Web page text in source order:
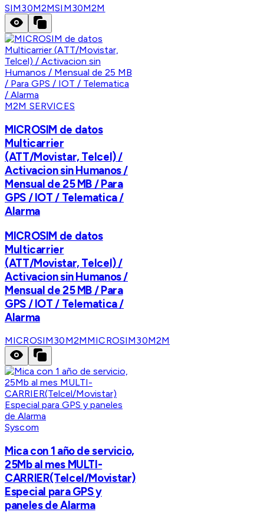
SIM30M2MSIM30M2M
M2M SERVICES
MICROSIM de datos
Multicarrier
(ATT/Movistar, Telcel) /
Activacion sin Humanos /
Mensual de 25 MB / Para
GPS / IOT / Telematica /
Alarma
MICROSIM de datos
Multicarrier
(ATT/Movistar, Telcel) /
Activacion sin Humanos /
Mensual de 25 MB / Para
GPS / IOT / Telematica /
Alarma
MICROSIM30M2MMICROSIM30M2M
Syscom
Mica con 1 año de servicio,
25Mb al mes MULTI-
CARRIER(Telcel/Movistar)
Especial para GPS y
paneles de Alarma